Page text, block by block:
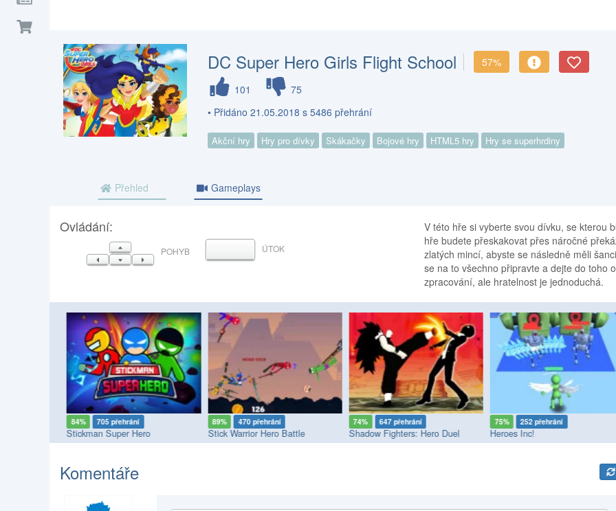
DC Super Hero Girls Flight School
57%
101
75
• Přidáno 21.05.2018 s 5486 přehrání
Akční hry Hry pro dívky Skákačky Bojové hry HTML5 hry Hry se superhrdiny
Přehled Gameplays
Ovládání:
NAHORU
VLEVODOLŮVPRAVO
POHYB MEZERNÍKÚTOK
V této hře si vyberte svou dívku, se kterou
hře budete přeskakovat přes náročné
zlatých mincí, abyste se následně měli
se na to všechno připravte a dejte do toho
zpracování, ale hratelnost je jednoduchá.
84% 705 přehrání
Stickman Super Hero
89% 470 přehrání
Stick Warrior Hero Battle
74% 647 přehrání
Shadow Fighters: Hero Duel
75% 252 přehrání
Heroes Inc!
Komentáře